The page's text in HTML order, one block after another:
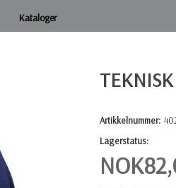
Kataloger
Artikkelnummer:
Lagerstatus:
NOK